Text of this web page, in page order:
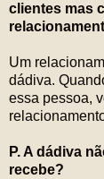
clientes mas
Um
dádiva.
essa pessoa,
P. A dádiva
recebe?